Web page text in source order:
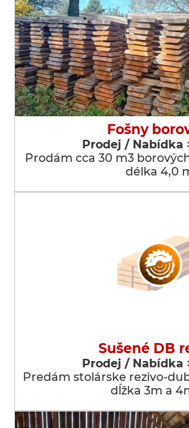
Fošny
Prodej / Nabídka
Prodám cca 30 m3
délka 4,0
Sušené DB
Prodej / Nabídka
Predám stolárske rezivo-
dĺžka 3m a